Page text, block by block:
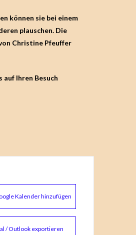
können sie bei einem
plauschen. Die
Christine Pfeuffer
auf Ihren Besuch
Kalender hinzufügen
/ Outlook exportieren